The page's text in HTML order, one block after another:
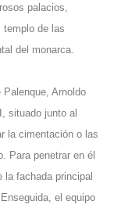
palacios,
de las
del monarca.
Arnoldo
situado junto al
la cimentación o las
Para penetrar en él
fachada principal
el equipo